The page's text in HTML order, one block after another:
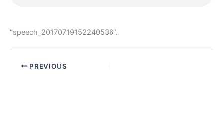
“speech_20170719152240536”.
PREVIOUS